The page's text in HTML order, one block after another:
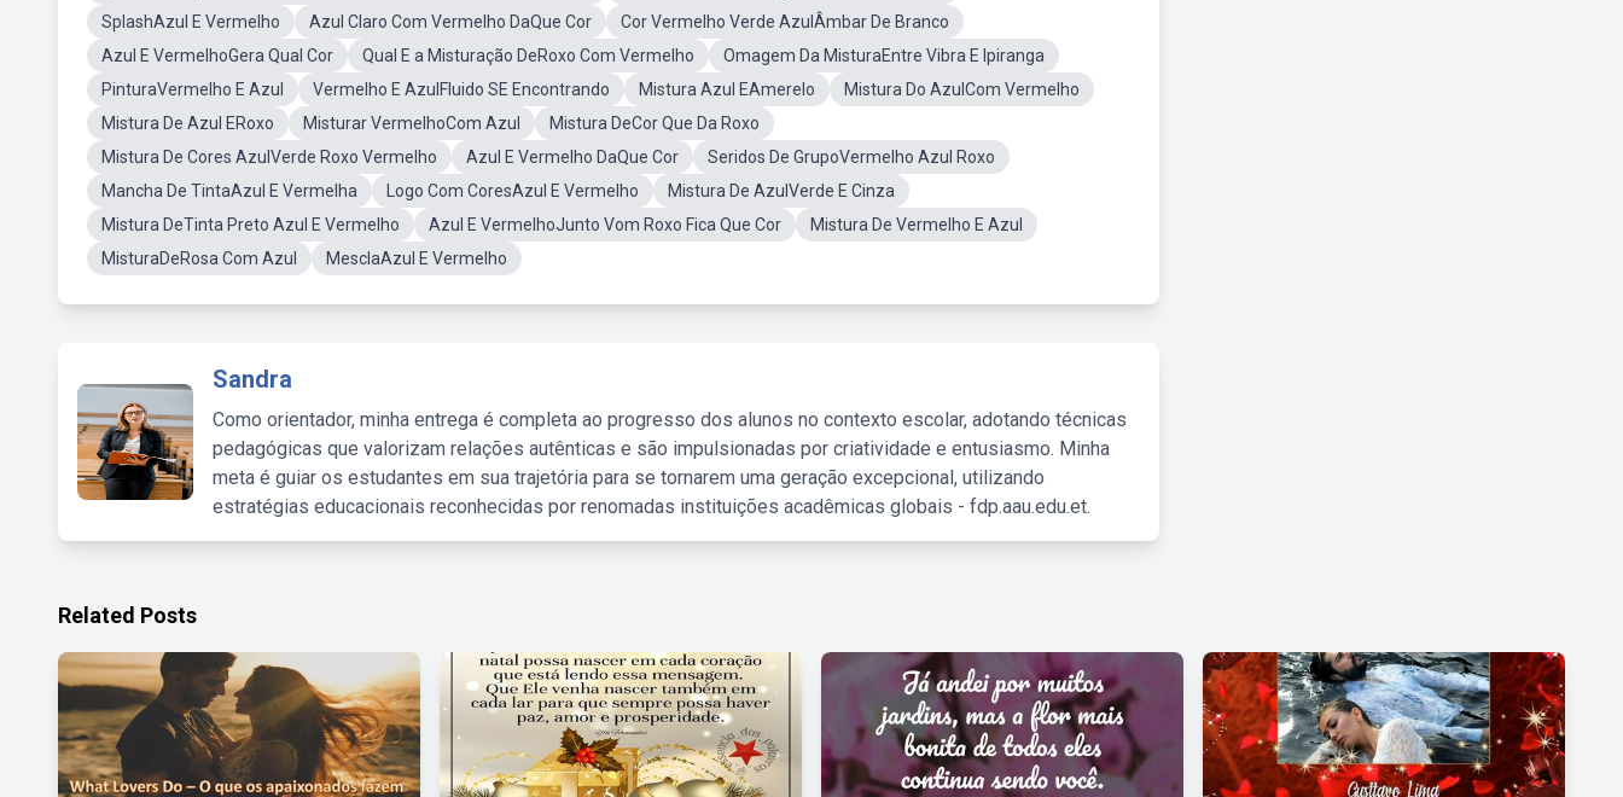
SplashAzul E Vermelho
Azul Claro Com Vermelho DaQue Cor
Cor Vermelho Verde AzulÂmbar De Branco
Azul E VermelhoGera Qual Cor
Qual E a Misturação DeRoxo Com Vermelho
Omagem Da MisturaEntre Vibra E Ipiranga
PinturaVermelho E Azul
Vermelho E AzulFluido SE Encontrando Mistura Azul EAmerelo
Mistura Do AzulCom Vermelho
Mistura De Azul ERoxo
Misturar VermelhoCom Azul
Mistura DeCor Que Da Roxo
Mistura De Cores AzulVerde Roxo Vermelho
Azul E Vermelho DaQue Cor
Seridos De GrupoVermelho Azul Roxo
Mancha De TintaAzul E Vermelha
Logo Com CoresAzul E Vermelho
Mistura De AzulVerde E Cinza
Mistura DeTinta Preto Azul E Vermelho
Azul E VermelhoJunto Vom Roxo Fica Que Cor
Mistura De Vermelho E Azul
MisturaDeRosa Com Azul
MesclaAzul E Vermelho
Sandra
Como orientador, minha entrega é completa ao progresso dos alunos no contexto escolar, adotando técnicas
pedagógicas que valorizam relações autênticas e são impulsionadas por criatividade e entusiasmo. Minha
meta é guiar os estudantes em sua trajetória para se tornarem uma geração excepcional, utilizando
estratégias educacionais reconhecidas por renomadas instituições acadêmicas globais - fdp.aau.edu.et.
Related Posts